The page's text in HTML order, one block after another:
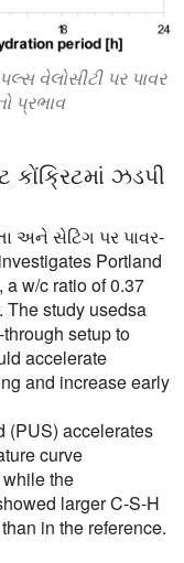
વેલોસીટી પર પાવર
પ્રભાવ
કોંક્રિટમાં ઝડપી
અને સેટિંગ પર પાવર-
Portland
w/c ratio of 0.37
The study usedsa
setup to
accelerate
and increase early
(PUS) accelerates
curve
the
larger C-S-H
in the reference.